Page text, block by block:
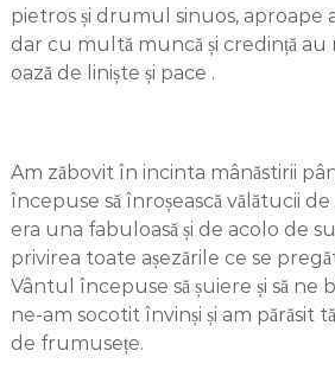
pietros și drumul sinuos, aproape
dar cu multă muncă și credință au
oază de liniște și pace .
Am zăbovit în incinta mânăstirii
începuse să înroșească vălătucii
era una fabuloasă și de acolo de
privirea toate așezările ce se
Vântul începuse să șuiere și să ne
ne-am socotit învinși și am părăsit
de frumusețe.